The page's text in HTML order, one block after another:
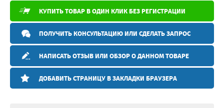
КУПИТЬ ТОВАР В ОДИН КЛИК БЕЗ РЕГИСТРАЦИИ
ПОЛУЧИТЬ КОНСУЛЬТАЦИЮ ИЛИ СДЕЛАТЬ ЗАПРОС
НАПИСАТЬ ОТЗЫВ ИЛИ ОБЗОР О ДАННОМ ТОВАРЕ
ДОБАВИТЬ СТРАНИЦУ В ЗАКЛАДКИ БРАУЗЕРА